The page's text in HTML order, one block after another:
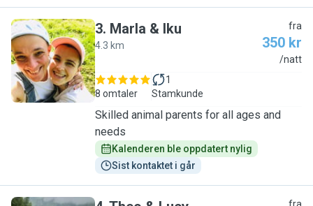
M
3. Marla & Iku
4.3 km
fra
350 kr
/natt
8 omtaler
1
Stamkunde
Skilled animal parents for all ages and
needs
Kalenderen ble oppdatert nylig
Sist kontaktet i går